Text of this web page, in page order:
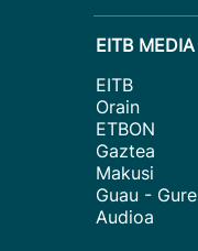
EITB MEDIA
EITB
Orain
ETBON
Gaztea
Makusi
Guau - Gure
Audioa